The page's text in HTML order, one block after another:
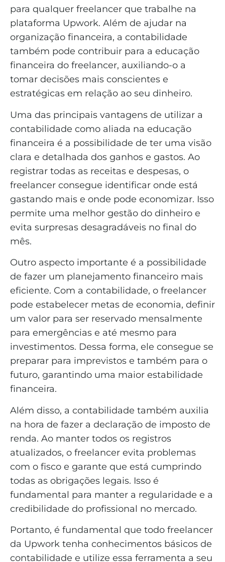
para qualquer freelancer que trabalhe na
plataforma Upwork. Além de ajudar na
organização financeira, a contabilidade
também pode contribuir para a educação
financeira do freelancer, auxiliando-o a
tomar decisões mais conscientes e
estratégicas em relação ao seu dinheiro.
Uma das principais vantagens de utilizar a
contabilidade como aliada na educação
financeira é a possibilidade de ter uma visão
clara e detalhada dos ganhos e gastos. Ao
registrar todas as receitas e despesas, o
freelancer consegue identificar onde está
gastando mais e onde pode economizar. Isso
permite uma melhor gestão do dinheiro e
evita surpresas desagradáveis no final do
mês.
Outro aspecto importante é a possibilidade
de fazer um planejamento financeiro mais
eficiente. Com a contabilidade, o freelancer
pode estabelecer metas de economia, definir
um valor para ser reservado mensalmente
para emergências e até mesmo para
investimentos. Dessa forma, ele consegue se
preparar para imprevistos e também para o
futuro, garantindo uma maior estabilidade
financeira.
Além disso, a contabilidade também auxilia
na hora de fazer a declaração de imposto de
renda. Ao manter todos os registros
atualizados, o freelancer evita problemas
com o fisco e garante que está cumprindo
todas as obrigações legais. Isso é
fundamental para manter a regularidade e a
credibilidade do profissional no mercado.
Portanto, é fundamental que todo freelancer
da Upwork tenha conhecimentos básicos de
contabilidade e utilize essa ferramenta a seu